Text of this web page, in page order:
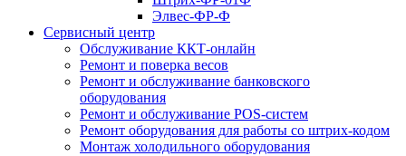
Элвес-ФР-Ф
Сервисный центр
Обслуживание ККТ-онлайн
Ремонт и поверка весов
Ремонт и обслуживание банковского
оборудования
Ремонт и обслуживание POS-систем
Ремонт оборудования для работы со штрих-кодом
Монтаж холодильного оборудования